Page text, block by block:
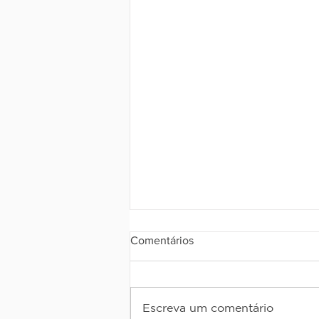
Comentários
Escreva um comentário